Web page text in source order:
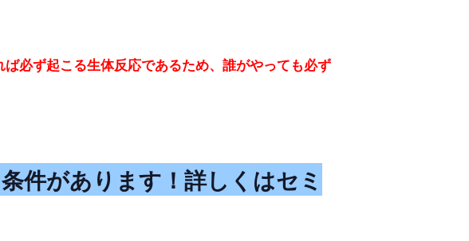
ば必ず起こる生体反応であるため、誰がやっても必ず
件があります！詳しくはセミ